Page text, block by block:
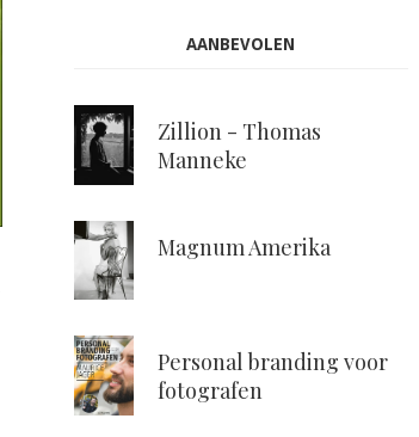
AANBEVOLEN
Zillion - Thomas
Manneke
Magnum Amerika
Personal branding voor
fotografen